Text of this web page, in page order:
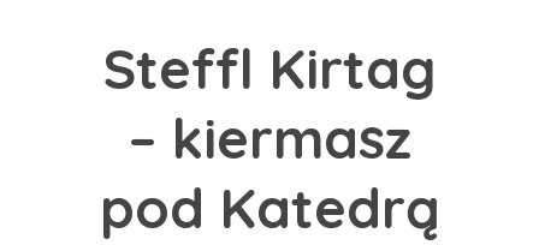
Steffl Kirtag
– kiermasz
pod Katedrą